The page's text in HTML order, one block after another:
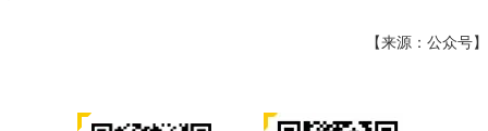
【来源：公众号】